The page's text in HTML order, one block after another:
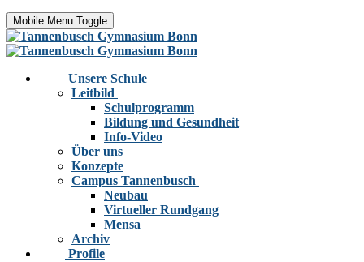
Mobile Menu Toggle
Unsere Schule
Leitbild
Schulprogramm
Bildung und Gesundheit
Info-Video
Über uns
Konzepte
Campus Tannenbusch
Neubau
Virtueller Rundgang
Mensa
Archiv
Profile